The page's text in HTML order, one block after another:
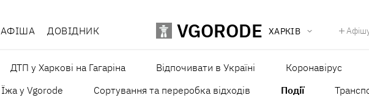
АФІША ДОВІДНИК VGORODE ХАРКІВ
ДТП у Харкові на Гагаріна Відпочивати в Україні Коронавірус
Їжа у Vgorode
Сортування та переробка відходів Події